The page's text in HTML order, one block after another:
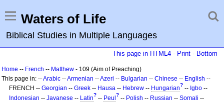
Waters of Life
Biblical Studies in Multiple Languages
This page in HTML4 - Print - Bottom
Home -- French -- Matthew - 109 (Aim of Preaching)
This page in: --Arabic --Armenian --Azeri -- Bulgarian -- Chinese -- English --
FRENCH -- Georgian -- Greek -- Hausa -- Hebrew -- Hungarian? -- Igbo --
Indonesian -- Javanese -- Latin? -- Peul ? -- Polish -- Russian -- Somali --